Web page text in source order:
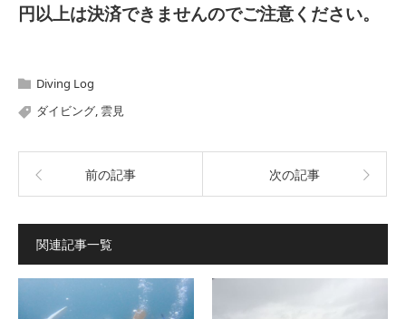
円以上は決済できませんのでご注意ください。
Diving Log
ダイビング 雲見
前の記事 次の記事
関連記事一覧